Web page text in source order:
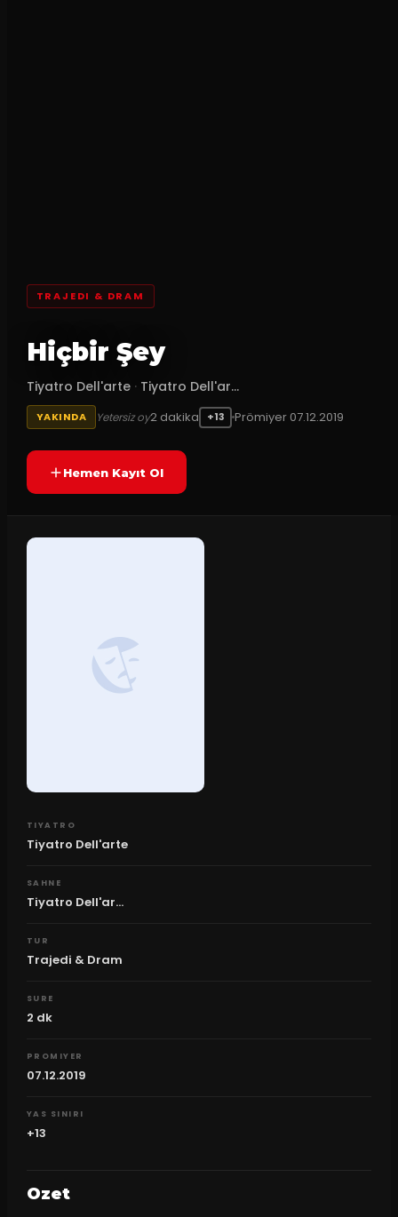
TRAJEDI & DRAM
Hiçbir Şey
Tiyatro Dell'arte · Tiyatro Dell'ar...
YAKINDA Yetersiz oy2 dakika +13 Prömiyer 07.12.2019
Hemen Kayıt Ol
TIYATRO
Tiyatro Dell'arte
SAHNE
Tiyatro Dell'ar...
TUR
Trajedi & Dram
SURE
2 dk
PROMIYER
07.12.2019
YAS SINIRI
+13
Ozet